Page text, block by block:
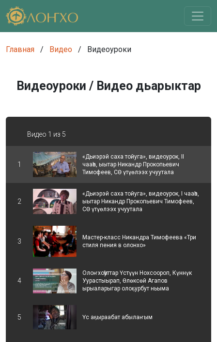
Главная / Видео / Видеоуроки
Видеоуроки / Видео дьарыктар
Видео 1 из 5
1
«Дьиэрэй саха тойуга», видеоурок, II
чааһа, ыытар Никандр Прокопьевич
Тимофеев, СӨ үтүөлээх учуутала
2
«Дьиэрэй саха тойуга», видеоурок, I чааһа,
ыытар Никандр Прокопьевич Тимофеев,
СӨ үтүөлээх учуутала
3
Мастер-класс Никандра Тимофеева «Три
стиля пения в олонхо»
4
Олоҥхоһуттар Үстүүн Нохсоороп, Күннүк
Уурастыырап, Өлөксөй Агапов
ырыаларыгар олоҕурбут ньыма
5 Үс аҕыраабат абылаҥым